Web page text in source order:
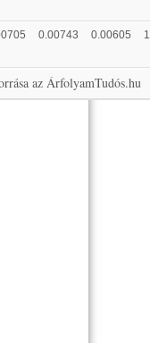
0.00743 0.00605
az ÁrfolyamTudós.hu